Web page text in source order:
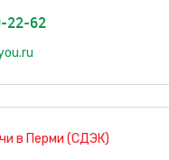
22-62
в Перми (СДЭК)